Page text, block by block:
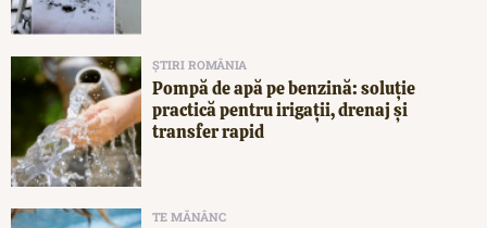
ȘTIRI ROMÂNIA
Pompă de apă pe benzină: soluție
practică pentru irigații, drenaj și
transfer rapid
TE MĂNÂNC